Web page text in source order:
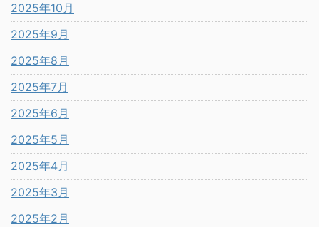
2025年10月
2025年9月
2025年8月
2025年7月
2025年6月
2025年5月
2025年4月
2025年3月
2025年2月